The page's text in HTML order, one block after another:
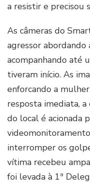
a resistir e precisou
As câmeras do
agressor abordando
acompanhando até
tiveram início. As
enforcando a
resposta imediata,
do local é acionada
interromper os
vítima recebeu
foi levada à 1ª